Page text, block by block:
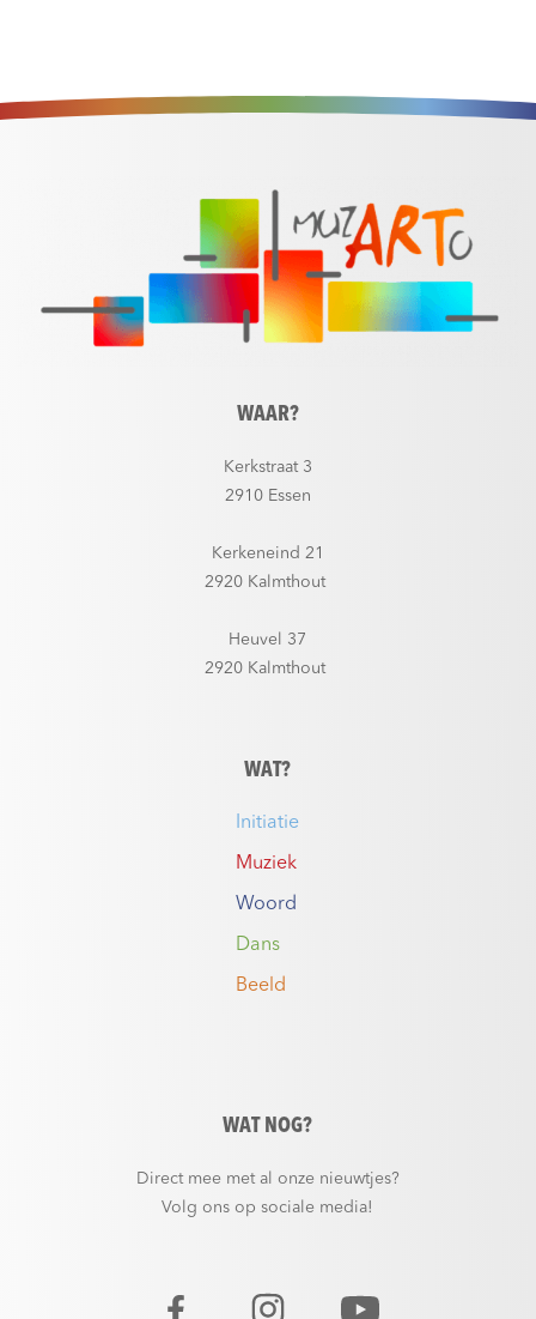
WAAR?
Kerkstraat 3
2910 Essen
Kerkeneind 21
2920 Kalmthout
Heuvel 37
2920 Kalmthout
WAT?
Initiatie
Muziek
Woord
Dans
Beeld
WAT NOG?
Direct mee met al onze nieuwtjes?
Volg ons op sociale media!